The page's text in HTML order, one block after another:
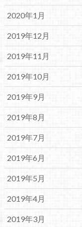
2020年1月
2019年12月
2019年11月
2019年10月
2019年9月
2019年8月
2019年7月
2019年6月
2019年5月
2019年4月
2019年3月